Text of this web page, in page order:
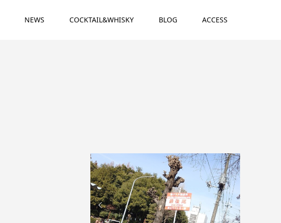
NEWS COCKTAIL&WHISKY BLOG ACCESS
 